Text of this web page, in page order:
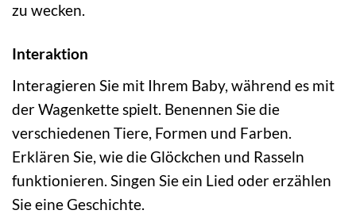
zu wecken.
Interaktion
Interagieren Sie mit Ihrem Baby, während es mit
der Wagenkette spielt. Benennen Sie die
verschiedenen Tiere, Formen und Farben.
Erklären Sie, wie die Glöckchen und Rasseln
funktionieren. Singen Sie ein Lied oder erzählen
Sie eine Geschichte.